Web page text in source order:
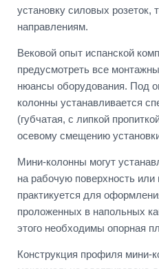
установку силовых розеток,
направлениям.
Вековой опыт испанской
предусмотреть все
нюансы оборудования. Под
колонны устанавливается
(губчатая, с липкой
осевому смещению
Мини-колонны могут
на рабочую поверхность
практикуется для
проложенных в напольных
этого необходимы опорная
Конструкция профиля мини-